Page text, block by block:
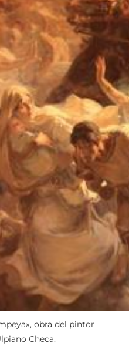
obra del pintor
Checa.